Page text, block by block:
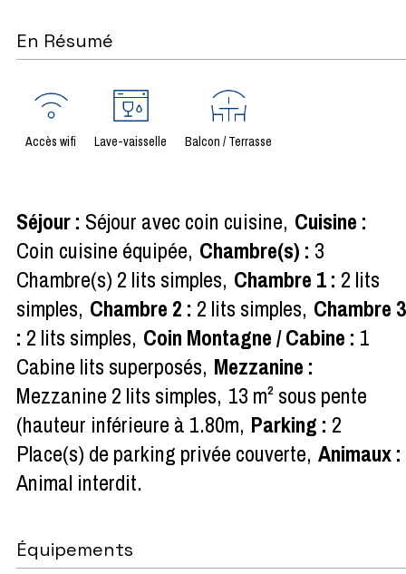
En Résumé
Accès wifi Lave-vaisselle Balcon / Terrasse
Séjour: Séjour avec coin cuisine Cuisine :
Coin cuisine équipée Chambre(s) : 3
Chambre(s) 2 lits simples Chambre 1: 2 lits
simples Chambre 2 : 2 lits simples Chambre 3
: 2 lits simples Coin Montagne / Cabine : 1
Cabine lits superposés Mezzanine :
Mezzanine 2 lits simples 13 m² sous pente
(hauteur inférieure à 1.80m Parking : 2
Place(s) de parking privée couverte Animaux:
Animal interdit
Équipements